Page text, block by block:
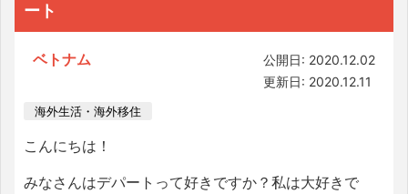
ート
ベトナム
公開日: 2020.12.02
更新日: 2020.12.11
海外生活・海外移住
こんにちは！
みなさんはデパートって好きですか？私は大好きで